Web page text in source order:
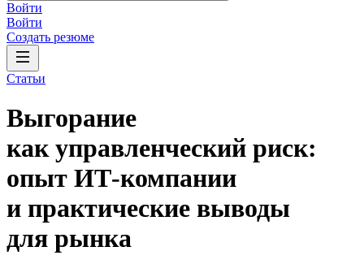
Войти
Войти
Создать резюме
Статьи
Выгорание
как управленческий риск:
опыт ИТ-компании
и практические выводы
для рынка